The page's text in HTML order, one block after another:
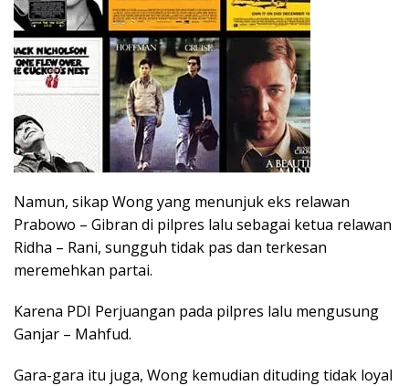
Namun, sikap Wong yang menunjuk eks relawan
Prabowo – Gibran di pilpres lalu sebagai ketua relawan
Ridha – Rani, sungguh tidak pas dan terkesan
meremehkan partai.
Karena PDI Perjuangan pada pilpres lalu mengusung
Ganjar – Mahfud.
Gara-gara itu juga, Wong kemudian dituding tidak loyal